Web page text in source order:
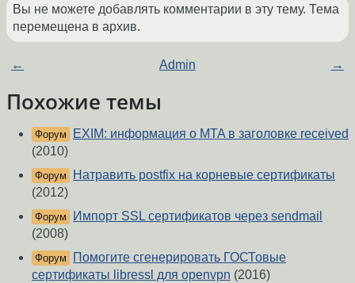
Вы не можете добавлять комментарии в эту тему. Тема
перемещена в архив.
← Admin →
Похожие темы
Форум
EXIM: информация о MTA в заголовке received
(2010)
Форум
Натравить postfix на корневые сертификаты
(2012)
Форум
Импорт SSL сертификатов через sendmail
(2008)
Форум
Помогите сгенерировать ГОСТовые
сертификаты libressl для openvpn (2016)